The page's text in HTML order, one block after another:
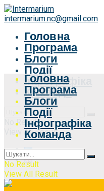
intermarium.nc@gmail.com
Головна
Програма
Блоги
Події
Інфографіка
Команда
No Result
View All Result
Головна
Програма
Блоги
Події
Інфографіка
Команда
No Result
View All Result